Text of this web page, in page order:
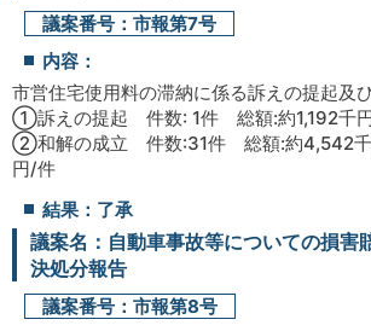
議案番号：市報第7号
内容：
市営住宅使用料の滞納に係る訴えの提起及
①訴えの提起 件数: 1件 総額:約1,192千円
②和解の成立 件数:31件 総額:約4,542
円/件
結果：了承
議案名：自動車事故等についての損害
決処分報告
議案番号：市報第8号